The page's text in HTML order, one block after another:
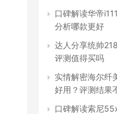
口碑解读华帝
分析哪款更好
达人分享统帅
评测值得买吗
实情解密海尔纤
好用？评测结果
口碑解读索尼